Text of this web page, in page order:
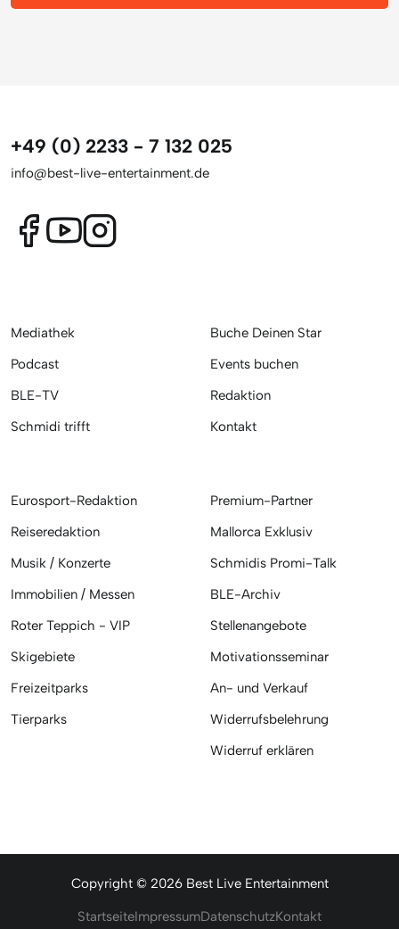
+49 (0) 2233 - 7 132 025
info@best-live-entertainment.de
Mediathek
Podcast
BLE-TV
Schmidi trifft
Eurosport-Redaktion
Reiseredaktion
Musik / Konzerte
Immobilien / Messen
Roter Teppich - VIP
Skigebiete
Freizeitparks
Tierparks
Buche Deinen Star
Events buchen
Redaktion
Kontakt
Premium-Partner
Mallorca Exklusiv
Schmidis Promi-Talk
BLE-Archiv
Stellenangebote
Motivationsseminar
An- und Verkauf
Widerrufsbelehrung
Widerruf erklären
Copyright © 2026 Best Live Entertainment
StartseiteImpressumDatenschutzKontakt